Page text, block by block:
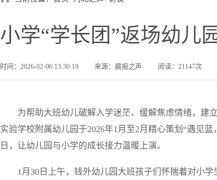
小学“学长团”返场幼儿
时间：2026-02-06 13:30:19 来源：晨报之声 阅读：21147次
为帮助大班幼儿破解入学迷茫、缓解焦虑情绪，建
实验学校附属幼儿园于2026年1月至2月精心策划“遇见
日，让幼儿园与小学的成长接力温暖上演。
1月30日上午，钱外幼儿园大班孩子们怀揣着对小